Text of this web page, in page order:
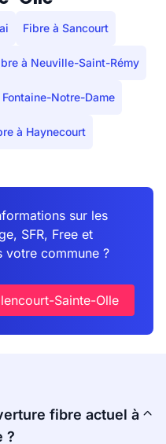
Fibre à Sancourt
à Neuville-Saint-Rémy
Fontaine-Notre-Dame
à Haynecourt
sur les
SFR, Free et
votre commune ?
Sainte-Olle
fibre actuel à
?